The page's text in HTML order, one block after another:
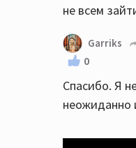
не всем
Garriks
0
Спасибо. Я
неожиданно